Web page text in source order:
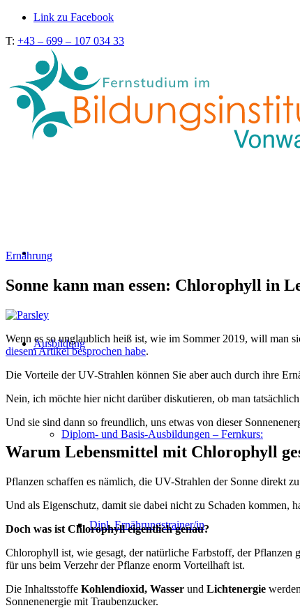
Link zu Facebook
T: +43 – 699 – 107 034 33
Ausbildung
Diplom- und Basis-Ausbildungen – Fernkurs:
Dipl. Ernährungstrainer/in
Ernährung
Sonne kann man essen: Chlorophyll in
Wenn es so unglaublich heiß ist, wie im Sommer 2019, will man
diesem Artikel besprochen habe.
Die Vorteile der UV-Strahlen können Sie aber auch durch ihre
Nein, ich möchte hier nicht darüber diskutieren, ob man
Und sie sind dann so freundlich, uns etwas von dieser
Warum Lebensmittel mit Chlorophyll
Pflanzen schaffen es nämlich, die UV-Strahlen der Sonne direkt
Und als Eigenschutz, damit sie dabei nicht zu Schaden kommen,
Doch was ist Chlorophyll eigentlich genau?
Chlorophyll ist, wie gesagt, der natürliche Farbstoff, der Pflanzen
für uns beim Verzehr der Pflanze enorm Vorteilhaft ist.
Die Inhaltsstoffe Kohlendioxid, Wasser und Lichtenergie
Sonnenenergie mit Traubenzucker.